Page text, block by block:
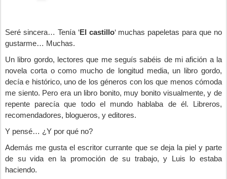
Seré sincera… Tenía ‘El castillo‘ muchas papeletas para que no
gustarme… Muchas.
Un libro gordo, lectores que me seguís sabéis de mi afición a la
novela corta o como mucho de longitud media, un libro gordo,
decía e histórico, uno de los géneros con los que menos cómoda
me siento. Pero era un libro bonito, muy bonito visualmente, y de
repente parecía que todo el mundo hablaba de él. Libreros,
recomendadores, blogueros, y editores.
Y pensé… ¿Y por qué no?
Además me gusta el escritor currante que se deja la piel y parte
de su vida en la promoción de su trabajo, y Luis lo estaba
haciendo.